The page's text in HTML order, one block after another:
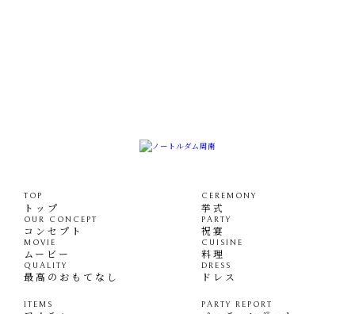
TOP
トップ
OUR CONCEPT
コンセプト
MOVIE
ムービー
QUALITY
最高のおもてなし
CEREMONY
挙式
PARTY
祝宴
CUISINE
料理
DRESS
ドレス
ITEMS PARTY REPORT